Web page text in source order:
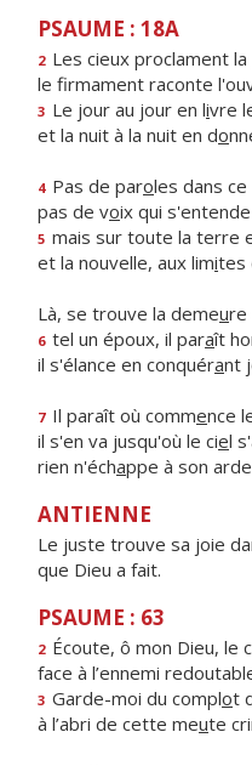
PSAUME : 18A
2 Les cieux proclament la
le firmament raconte
3 Le jour au jour en livre
et la nuit à la nuit en do
4 Pas de paroles dans
pas de voix qui s'entende
5 mais sur toute la terre
et la nouvelle, aux limites
Là, se trouve la demeure
6 tel un époux, il paraît
il s'élance en conquérant
7 Il paraît où commence
il s'en va jusqu'où le ciel
rien n'échappe à son
ANTIENNE
Le juste trouve sa joie
que Dieu a fait.
PSAUME : 63
2 Écoute, ô mon Dieu, le
face à l’ennemi
3 Garde-moi du complot
à l’abri de cette meute